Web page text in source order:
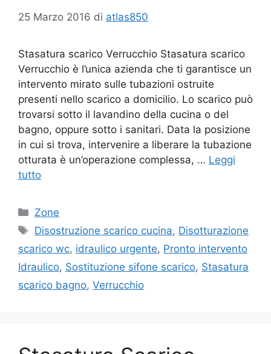
25 Marzo 2016 di atlas850
Stasatura scarico Verrucchio Stasatura scarico
Verrucchio è l’unica azienda che ti garantisce un
intervento mirato sulle tubazioni ostruite
presenti nello scarico a domicilio. Lo scarico può
trovarsi sotto il lavandino della cucina o del
bagno, oppure sotto i sanitari. Data la posizione
in cui si trova, intervenire a liberare la tubazione
otturata è un’operazione complessa, … Leggi
tutto
Categorie
Zone
Tag
Disostruzione scarico cucina, Disotturazione
scarico wc, idraulico urgente, Pronto intervento
Idraulico, Sostituzione sifone scarico, Stasatura
scarico bagno, Verrucchio